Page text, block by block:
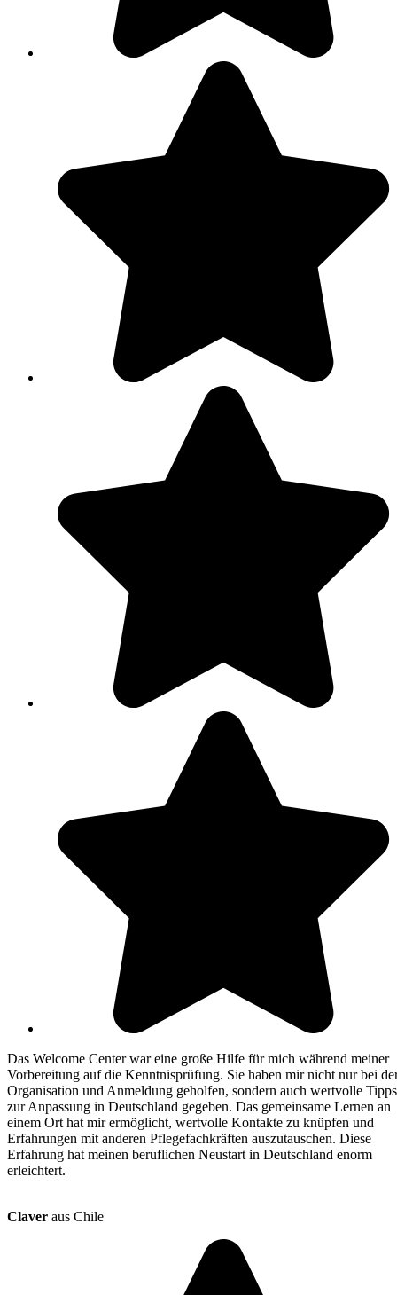
Das Welcome Center war eine große Hilfe für mich während meiner
Vorbereitung auf die Kenntnisprüfung. Sie haben mir nicht nur bei
Organisation und Anmeldung geholfen, sondern auch wertvolle Tipps
zur Anpassung in Deutschland gegeben. Das gemeinsame Lernen an
einem Ort hat mir ermöglicht, wertvolle Kontakte zu knüpfen und
Erfahrungen mit anderen Pflegefachkräften auszutauschen. Diese
Erfahrung hat meinen beruflichen Neustart in Deutschland enorm
erleichtert.
Claver aus Chile